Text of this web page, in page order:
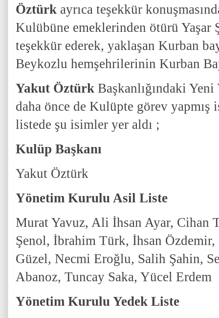
Öztürk ayrıca teşekkür
Kulübüne emeklerinden ötürü Yaşar
teşekkür ederek, yaklaşan Kurban
Beykozlu hemşehrilerinin Kurban
Yakut Öztürk Başkanlığındaki
daha önce de Kulüpte görev
listede şu isimler yer aldı ;
Kulüp Başkanı
Yakut Öztürk
Yönetim Kurulu Asil Liste
Murat Yavuz, Ali İhsan Ayar, Cihan
Şenol, İbrahim Türk, İhsan
Güzel, Necmi Eroğlu, Salih Şahin,
Abanoz, Tuncay Saka, Yücel Erdem
Yönetim Kurulu Yedek Liste